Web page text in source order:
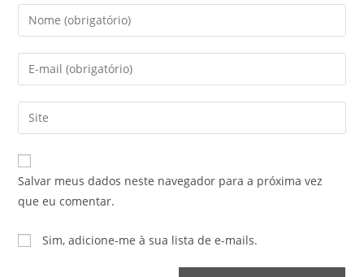
Digite
seu
nome
ou
de
usuário
para
comentar
Digite
seu
endereço
de
mail
para
comentar
Digite
o
URL
do
site
(opcional)
Salvar meus dados neste navegador para a próxima vez
que eu comentar.
Sim, adicione-me à sua lista de e-mails.